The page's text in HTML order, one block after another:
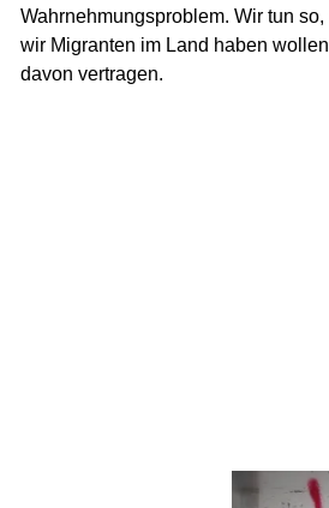
Wahr­nehmungs­problem. Wir tun
wir Migranten im Land haben
davon ver­tragen.